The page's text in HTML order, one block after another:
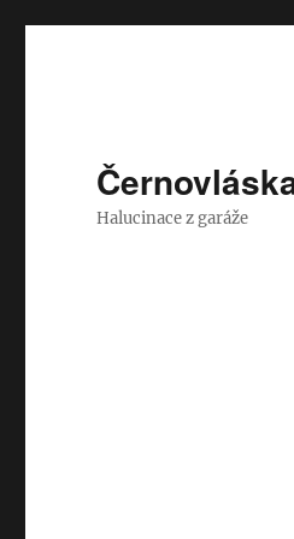
Halucinace z garáže